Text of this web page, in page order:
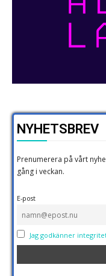
NYHETSBREV
Prenumerera på vårt
gång i veckan.
E-post
Jag godkänner